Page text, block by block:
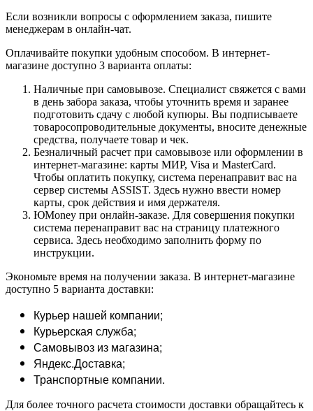
Если возникли вопросы с оформлением заказа, пишите
менеджерам в онлайн-чат.
Оплачивайте покупки удобным способом. В интернет-
магазине доступно 3 варианта оплаты:
Наличные при самовывозе. Специалист свяжется с вами
в день забора заказа, чтобы уточнить время и заранее
подготовить сдачу с любой купюры. Вы подписываете
товаросопроводительные документы, вносите денежные
средства, получаете товар и чек.
Безналичный расчет при самовывозе или оформлении в
интернет-магазине: карты МИР, Visa и MasterCard.
Чтобы оплатить покупку, система перенаправит вас на
сервер системы ASSIST. Здесь нужно ввести номер
карты, срок действия и имя держателя.
ЮMoney при онлайн-заказе. Для совершения покупки
система перенаправит вас на страницу платежного
сервиса. Здесь необходимо заполнить форму по
инструкции.
Экономьте время на получении заказа. В интернет-магазине
доступно 5 варианта доставки:
Курьер нашей компании;
Курьерская служба;
Самовывоз из магазина;
Яндекс.Доставка;
Транспортные компании.
Для более точного расчета стоимости доставки обращайтесь к